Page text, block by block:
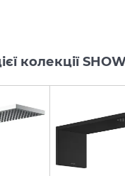
колекції